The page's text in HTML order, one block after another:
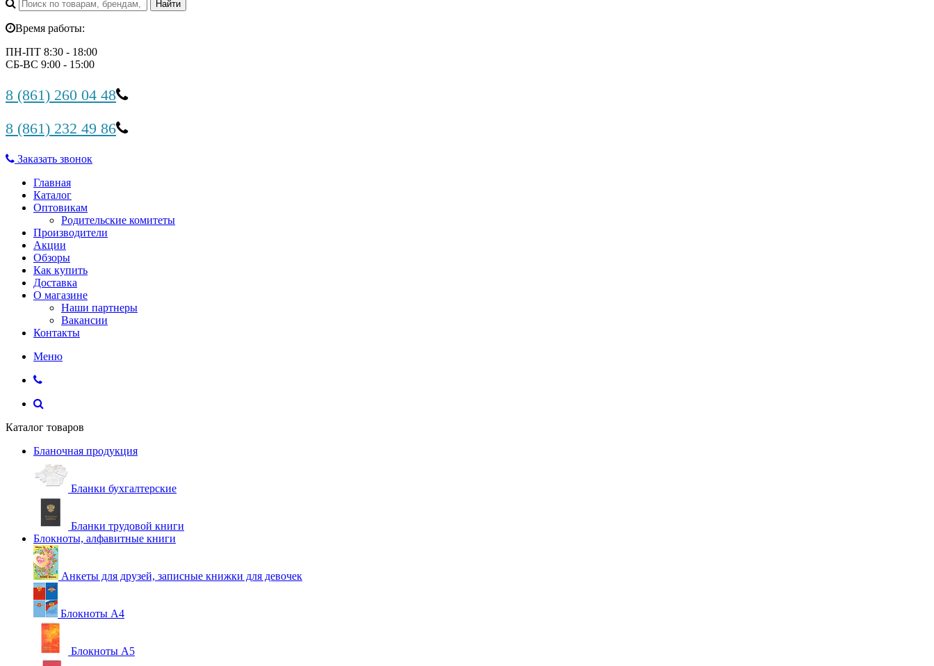
Время работы:
ПН-ПТ 8:30 - 18:00
СБ-ВС 9:00 - 15:00
8 (861) 260 04 48
8 (861) 232 49 86
Заказать звонок
Главная
Каталог
Оптовикам
Родительские комитеты
Производители
Акции
Обзоры
Как купить
Доставка
О магазине
Наши партнеры
Вакансии
Контакты
Меню
Каталог товаров
Бланочная продукция
Бланки бухгалтерские
Бланки трудовой книги
Блокноты, алфавитные книги
Анкеты для друзей, записные книжки для девочек
Блокноты А4
Блокноты А5